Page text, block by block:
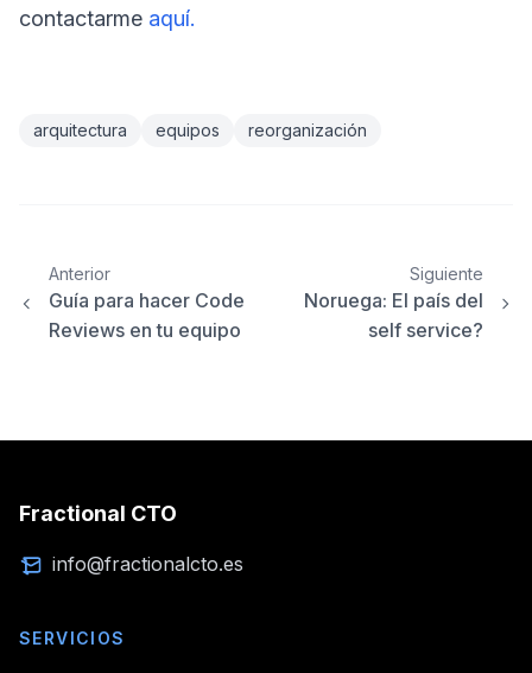
contactarme aquí.
arquitectura equipos reorganización
Anterior
Guía para hacer Code
Reviews en tu equipo
Siguiente
Noruega: El país del
self service?
Fractional CTO
info@fractionalcto.es
SERVICIOS